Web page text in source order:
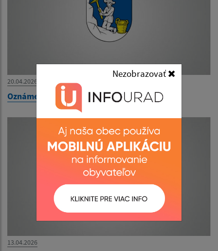
Nezobrazovať
20.04.2026
Oznámenie o uložení zásielky
13.04.2026